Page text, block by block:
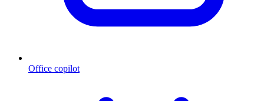
Office copilot